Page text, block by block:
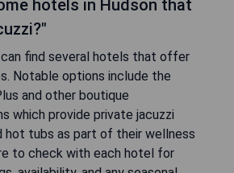
hotels in Hudson that
can find several hotels that offer
Notable options include the
and other boutique
which provide private jacuzzi
hot tubs as part of their wellness
to check with each hotel for